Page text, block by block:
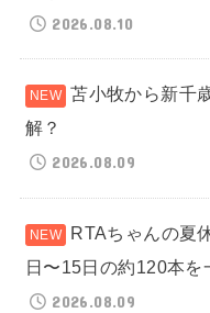
2026.08.10
苫小牧から新千
解？
2026.08.09
RTAちゃんの夏
日〜15日の約120本を
2026.08.09